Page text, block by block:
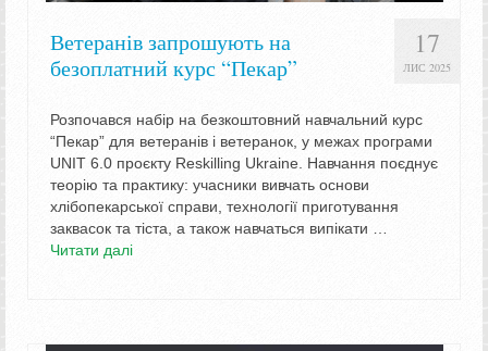
17
ЛИС 2025
Ветеранів запрошують на
безоплатний курс “Пекар”
Розпочався набір на безкоштовний навчальний курс
“Пекар” для ветеранів і ветеранок, у межах програми
UNIT 6.0 проєкту Reskilling Ukraine. Навчання поєднує
теорію та практику: учасники вивчать основи
хлібопекарської справи, технології приготування
заквасок та тіста, а також навчаться випікати …
Читати далі